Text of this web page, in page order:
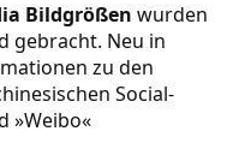
Bildgrößen wurden
gebracht. Neu in
zu den
Social-
»Weibo«